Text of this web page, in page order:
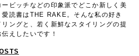
ビッチなどの印象派でどこか新しく美
愛読書はTHE RAKE。そんな私の好き
ングと、若く新鮮なスタイリングの提
えしたいです！